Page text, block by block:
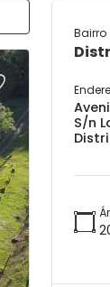
Bairro
S/n